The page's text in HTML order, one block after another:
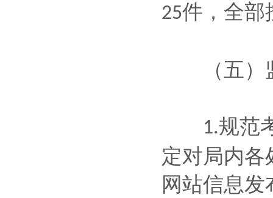
25件，全部
（五）
1.规范
定对局内各
网站信息